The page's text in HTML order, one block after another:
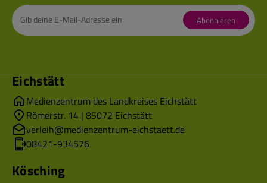
Abonnieren
Eichstätt
Medienzentrum des Landkreises Eichstätt
Römerstr. 14 | 85072 Eichstätt
verleih@medienzentrum-eichstaett.de
08421-934576
Kösching